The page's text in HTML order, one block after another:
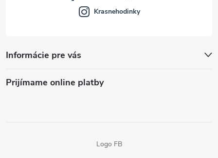
Informácie pre vás
Prijímame online platby
Krasnehodinky
Logo FB